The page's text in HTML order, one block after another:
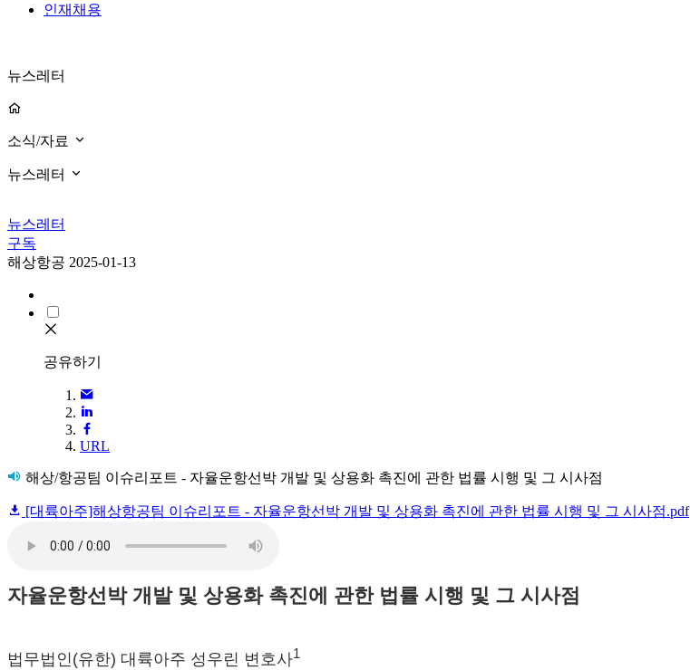
인재채용
뉴스레터
소식/자료
뉴스레터
뉴스레터
구독
해상항공 2025-01-13
공유하기
URL
해상/항공팀 이슈리포트 - 자율운항선박 개발 및 상용화 촉진에 관한 법률 시행 및 그 시사점
[대륙아주]해상항공팀 이슈리포트 - 자율운항선박 개발 및 상용화 촉진에 관한 법률 시행 및 그 시사점.pdf
자율운항선박 개발 및 상용화 촉진에 관한 법률 시행 및 그 시사점
법무법인(유한) 대륙아주 성우린 변호사1